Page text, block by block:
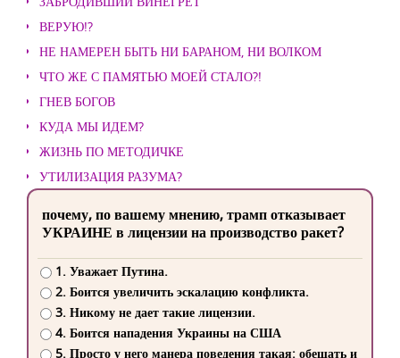
ВЕРУЮ!?
НЕ НАМЕРЕН БЫТЬ НИ БАРАНОМ, НИ ВОЛКОМ
ЧТО ЖЕ С ПАМЯТЬЮ МОЕЙ СТАЛО?!
ГНЕВ БОГОВ
КУДА МЫ ИДЕМ?
ЖИЗНЬ ПО МЕТОДИЧКЕ
УТИЛИЗАЦИЯ РАЗУМА?
почему, по вашему мнению, трамп отказывает
УКРАИНЕ в лицензии на производство ракет?
1. Уважает Путина.
2. Боится увеличить эскалацию конфликта.
3. Никому не дает такие лицензии.
4. Боится нападения Украины на США
5. Просто у него манера поведения такая: обещать и